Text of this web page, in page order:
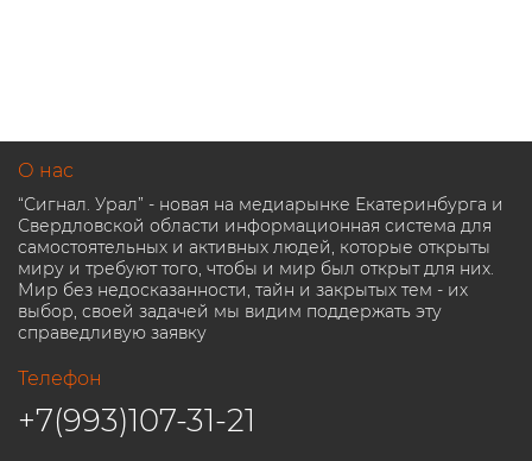
О нас
“Сигнал. Урал” - новая на медиарынке Екатеринбурга и
Свердловской области информационная система для
самостоятельных и активных людей, которые открыты
миру и требуют того, чтобы и мир был открыт для них.
Мир без недосказанности, тайн и закрытых тем - их
выбор, своей задачей мы видим поддержать эту
справедливую заявку
Телефон
+7(993)107-31-21